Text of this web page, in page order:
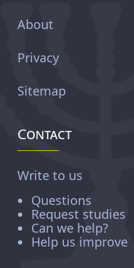
About
Privacy
Sitemap
Contact
Write to us
Questions
Request studies
Can we help?
Help us improve